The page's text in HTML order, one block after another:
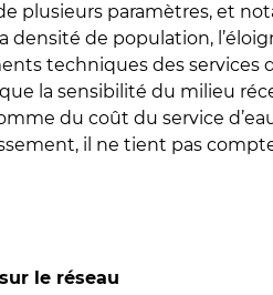
plusieurs paramètres, et
densité de population,
techniques des services
la sensibilité du milieu
du coût du service
il ne tient pas
le réseau